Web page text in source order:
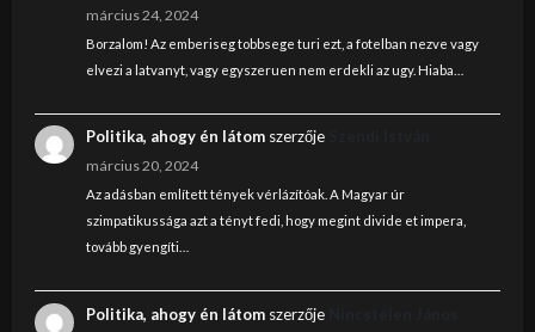
március 24, 2024
Borzalom! Az emberiseg tobbsege turi ezt, a fotelban nezve vagy
elvezi a latvanyt, vagy egyszeruen nem erdekli az ugy. Hiaba…
Politika, ahogy én látomszerzője
március 20, 2024
Az adásban említett tények vérlázítóak. A Magyar úr
szimpatikussága azt a tényt fedi, hogy megint divide et impera,
tovább gyengíti…
Politika, ahogy én látomszerzője